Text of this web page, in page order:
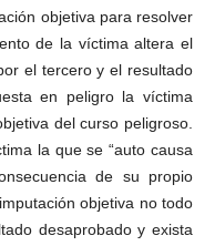
objetiva para resolver
de la víctima altera el
el tercero y el resultado
en peligro la víctima
del curso peligroso.
la que se “auto causa
de su propio
objetiva no todo
desaprobado y exista